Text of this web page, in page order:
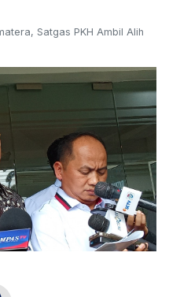
Satgas PKH Ambil Alih